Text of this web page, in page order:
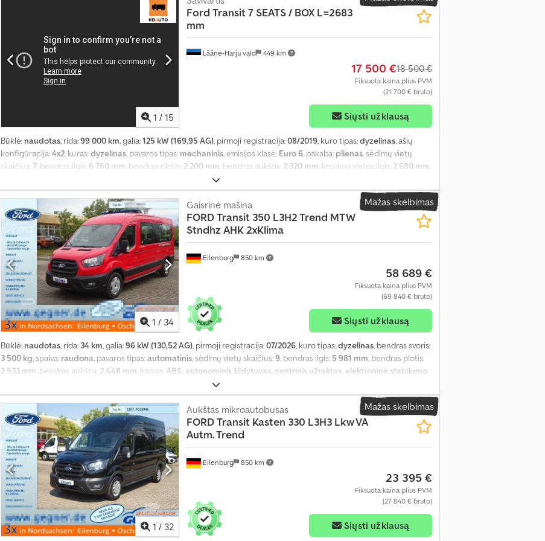
i
r
s
ą
1 / 15
Lääne-Harju vald 449 km
Ford Transit 7 SEATS / BOX L=2683
mm
17 500 €18 500 €
Fiksuota kaina plius PVM
(21 700 € bruto)
Siųsti užklausą
Būklė: naudotas, rida:99 000 km, galia:125 kW (169,95 AG), pirmoji registracija:08/2019, kuro tipas:dyzelinas, ašių
konfigūracija:4x2, kuras:dyzelinas, pavaros tipas: mechaninis, emisijos klasė: Euro 6, pakaba: plienas, sėdimų vietų
skaičius:7, bendras ilgis: 6 760 mm, bendras plotis: 2 200 mm, bendras aukštis: 2 320 mm, krovimo vietos ilgis: 2 680 mm,
1 300 mm
centrinis užraktas, elektrinis langų reguliavimas, elektriškai reguliuojamas veidrodis, kruizo kontrolė, oro
Mažas skelbimas
1 / 34
Eilenburg 850 km
Gaisrinė mašina
FORDTransit 350 L3H2 Trend MTW
Stndhz AHK 2xKlima
58 689 €
Fiksuota kaina plius PVM
(69 840 € bruto)
Siųsti užklausą
Būklė: naudotas, rida: 34 km, galia:96 kW (130,52 AG), pirmoji registracija:07/2026, kuro tipas:dyzelinas, bendras svoris:
3 500 kg, spalva: raudona, pavaros tipas:automatinis, sėdimų vietų skaičius:9, bendras ilgis: 5 981 mm, bendras plotis:
2 533 mm, bendras aukštis: 2 448 mm, Įranga: ABS, autonominis šildytuvas, centrinis užraktas, elektroninė stabilumo
programa (ESP), navigacijos sistema, oro kondicionavimas, suodžių filtras
Mažas skelbimas
1 / 32
Eilenburg 850 km
Aukštas mikroautobusas
FORDTransit Kasten 330 L3H3 Lkw VA
Autm. Trend
23 395 €
Fiksuota kaina plius PVM
(27 840 € bruto)
Siųsti užklausą